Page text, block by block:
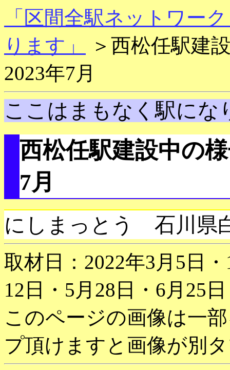
「区間全駅ネットワー
ります」
＞西松任駅建
2023年7月
ここはまもなく駅にな
西松任駅建設中の
7月
にしまっとう 石川県
取材日：2022年3月5日
12日・5月28日・6月25
このページの画像は一
プ頂けますと画像が別